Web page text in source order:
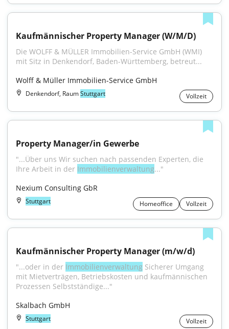
Kaufmännischer Property Manager (W/M/D)
Die WOLFF & MÜLLER Immobilien-Service GmbH (WMI)
mit Sitz in Denkendorf, Baden-Württemberg, betreut...
Wolff & Müller Immobilien-Service GmbH
Denkendorf, RaumStuttgart Vollzeit
Property Manager/in Gewerbe
"...Über uns Wir suchen nach passenden Experten, die
Ihre Arbeit in der Immobilienverwaltung..."
Nexium Consulting GbR
Stuttgart Homeoffice Vollzeit
Kaufmännischer Property Manager (m/w/d)
"...oder in der Immobilienverwaltung Sicherer Umgang
mit Mietverträgen, Betriebskosten und kaufmännischen
Prozessen Selbstständige..."
Skalbach GmbH
Stuttgart Vollzeit